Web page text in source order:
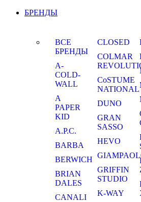
БРЕНДЫ
ВСЕ
БРЕНДЫ
A-
COLD-
WALL
A
PAPER
KID
A.P.C.
BARBA
BERWICH
BRIAN
DALES
CANALI
CLOSED
COLMAR
CoSTUME
NATIONAL
DUNO
GRAN
SASSO
HEVO
GRIFFIN
STUDIO
K-WAY